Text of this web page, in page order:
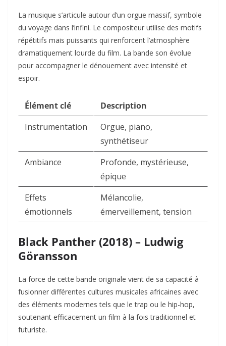
La musique s’articule autour d’un orgue massif, symbole
du voyage dans l’infini. Le compositeur utilise des motifs
répétitifs mais puissants qui renforcent l’atmosphère
dramatiquement lourde du film. La bande son évolue
pour accompagner le dénouement avec intensité et
espoir.
Élément clé
Description
Instrumentation
Orgue, piano,
synthétiseur
Ambiance
Profonde, mystérieuse,
épique
Effets
émotionnels
Mélancolie,
émerveillement, tension
Black Panther (2018) – Ludwig
Göransson
La force de cette bande originale vient de sa capacité à
fusionner différentes cultures musicales africaines avec
des éléments modernes tels que le trap ou le hip-hop,
soutenant efficacement un film à la fois traditionnel et
futuriste.